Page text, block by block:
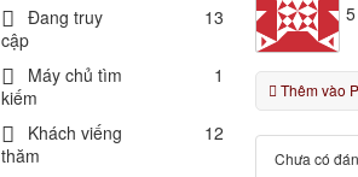
Thêm vào
Chưa có
Đang truy
cập
13
Máy chủ tìm
kiếm
1
Khách viếng
thăm
12